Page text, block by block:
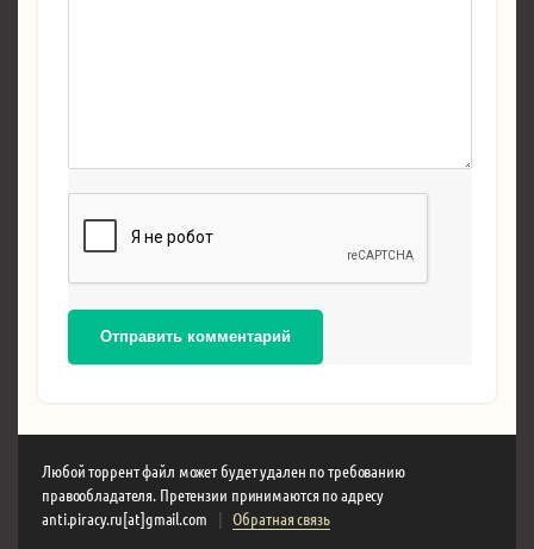
Отправить комментарий
Любой торрент файл может будет удален по требованию
правообладателя. Претензии принимаются по адресу
anti.piracy.ru[at]gmail.com
| Обратная связь